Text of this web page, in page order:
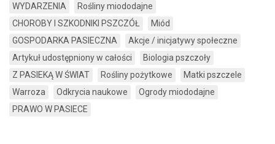
WYDARZENIA
Rośliny miododajne
CHOROBY I SZKODNIKI PSZCZÓŁ
Miód
GOSPODARKA PASIECZNA
Akcje / inicjatywy społeczne
Artykuł udostępniony w całości
Biologia pszczoły
Z PASIEKĄ W ŚWIAT
Rośliny pożytkowe
Matki pszczele
Warroza
Odkrycia naukowe
Ogrody miododajne
PRAWO W PASIECE